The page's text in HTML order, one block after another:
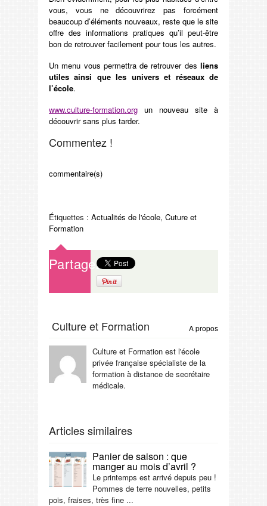
vous, vous ne découvrirez pas forcément
beaucoup d’éléments nouveaux, reste que le site
offre des informations pratiques qu’il peut-être
bon de retrouver facilement pour tous les autres.
Un menu vous permettra de retrouver des liens
utiles ainsi que les univers et réseaux de
l’école.
www.culture-formation.org un nouveau site à
découvrir sans plus tarder.
Commentez !
commentaire(s)
Étiquettes : Actualités de l'école, Cuture et
Formation
Partagez
Culture et Formation A propos
Culture et Formation est l'école
privée française spécialiste de la
formation à distance de secrétaire
médicale.
Articles similaires
Panier de saison : que
manger au mois d’avril ?
Le printemps est arrivé depuis peu !
Pommes de terre nouvelles, petits
pois, fraises, très fine ...